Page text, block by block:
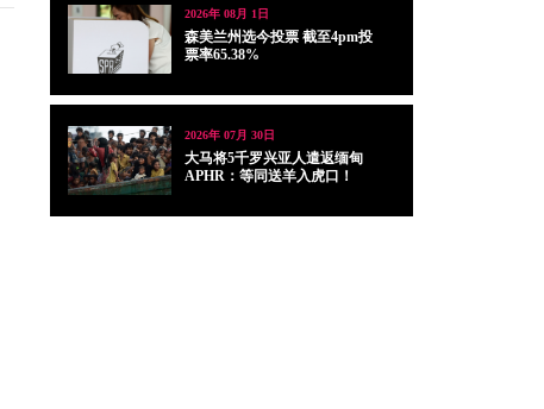
2026年 08月 1日
森美兰州选今投票 截至4pm投
票率65.38%
2026年 07月 30日
大马将5千罗兴亚人遣返缅甸
APHR：等同送羊入虎口！